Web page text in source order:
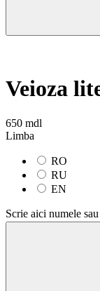
Veioza
650 mdl
Limba
RO
RU
EN
Scrie aici numele